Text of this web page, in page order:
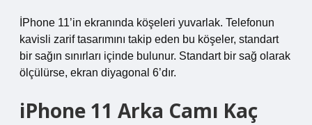
İPhone 11’in ekranında köşeleri yuvarlak. Telefonun
kavisli zarif tasarımını takip eden bu köşeler, standart
bir sağın sınırları içinde bulunur. Standart bir sağ olarak
ölçülürse, ekran diyagonal 6’dır.
iPhone 11 Arka Camı Kaç